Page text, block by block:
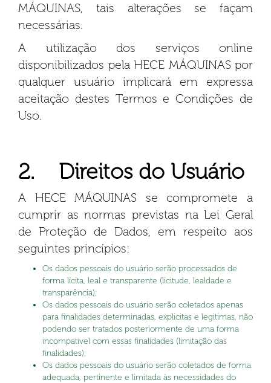
MÁQUINAS, tais alterações se façam
necessárias.
A utilização dos serviços online
disponibilizados pela HECE MÁQUINAS por
qualquer usuário implicará em expressa
aceitação destes Termos e Condições de
Uso.
2. Direitos do Usuário
A HECE MÁQUINAS se compromete a
cumprir as normas previstas na Lei Geral
de Proteção de Dados, em respeito aos
seguintes princípios:
Os dados pessoais do usuário serão processados de
forma lícita, leal e transparente (licitude, lealdade e
transparência);
Os dados pessoais do usuário serão coletados apenas
para finalidades determinadas, explicitas e legitimas, não
podendo ser tratados posteriormente de uma forma
incompatível com essas finalidades (limitação das
finalidades);
Os dados pessoais do usuário serão coletados de forma
adequada, pertinente e limitada às necessidades do